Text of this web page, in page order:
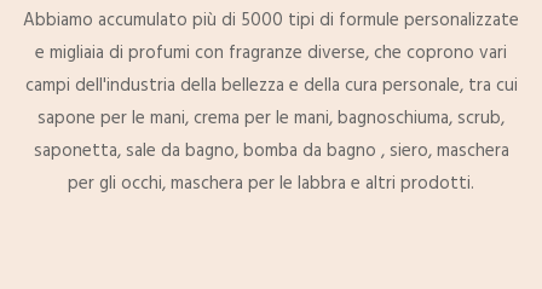
Abbiamo accumulato più di 5000 tipi di formule personalizzate
e migliaia di profumi con fragranze diverse, che coprono vari
campi dell'industria della bellezza e della cura personale, tra cui
sapone per le mani, crema per le mani, bagnoschiuma, scrub,
saponetta, sale da bagno, bomba da bagno , siero, maschera
per gli occhi, maschera per le labbra e altri prodotti.